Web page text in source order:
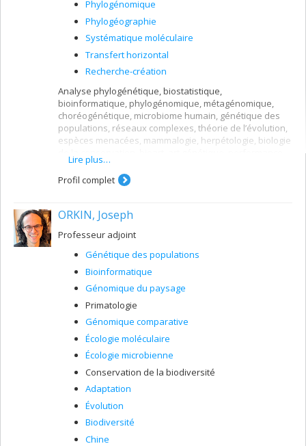
Phylogénomique
Phylogéographie
Systématique moléculaire
Transfert horizontal
Recherche-création
Analyse phylogénétique, biostatistique,
bioinformatique, phylogénomique, métagénomique,
choréogénétique, microbiome humain, génétique des
populations, réseaux complexes, théorie de l’évolution,
espèces menacées, mammalogie, herpétologie, biologie
art corporel, interdisciplinarité art/science, recherche-
création
Lire plus…
Profil complet
ORKIN, Joseph
Professeur adjoint
Génétique des populations
Bioinformatique
Génomique du paysage
Primatologie
Génomique comparative
Écologie moléculaire
Écologie microbienne
Conservation de la biodiversité
Adaptation
Évolution
Biodiversité
Chine